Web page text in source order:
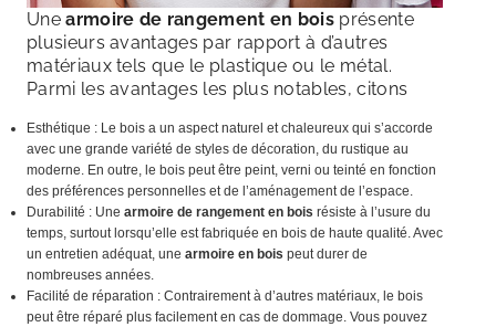
Unearmoire de rangement en bois présente
plusieurs avantages par rapport à d’autres
matériaux tels que le plastique ou le métal.
Parmi les avantages les plus notables, citons
Esthétique : Le bois a un aspect naturel et chaleureux qui s’accorde
avec une grande variété de styles de décoration, du rustique au
moderne. En outre, le bois peut être peint, verni ou teinté en fonction
des préférences personnelles et de l’aménagement de l’espace.
Durabilité : Une armoire de rangement en bois résiste à l’usure du
temps, surtout lorsqu’elle est fabriquée en bois de haute qualité. Avec
un entretien adéquat, une armoire en bois peut durer de
nombreuses années.
Facilité de réparation : Contrairement à d’autres matériaux, le bois
peut être réparé plus facilement en cas de dommage. Vous pouvez